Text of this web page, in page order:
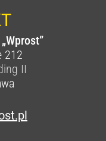
212
II